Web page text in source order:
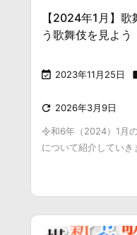
【2024年1月】
う歌舞伎を見よう
 2023年11月25日
 2026年3月9日
令和6年（2024）1月
について紹介していき